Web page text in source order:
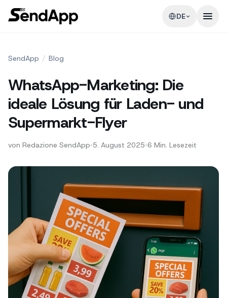
DE
SendApp / Blog
WhatsApp-Marketing: Die
ideale Lösung für Laden- und
Supermarkt-Flyer
von Redazione SendApp•5. August 2025•6 Min. Lesezeit